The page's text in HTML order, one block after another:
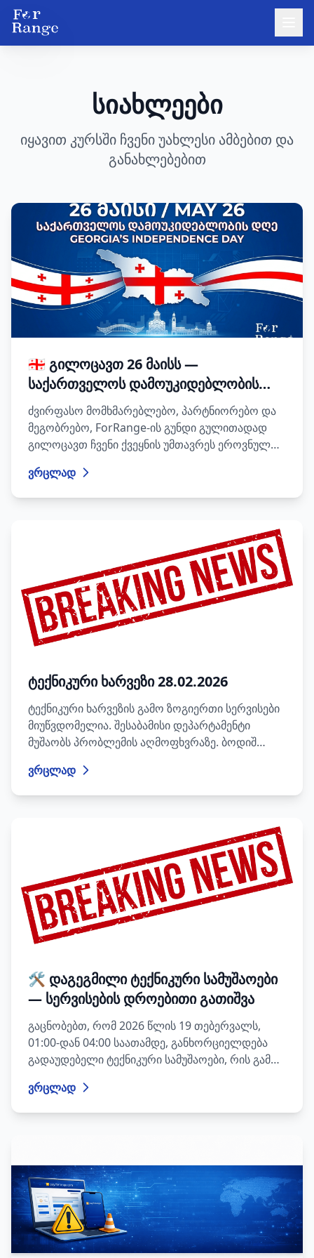
სიახლეები
იყავით კურსში ჩვენი უახლესი ამბებით და
განახლებებით
🇬🇪 გილოცავთ 26 მაისს —
საქართველოს დამოუკიდებლობის
დღეს!
ძვირფასო მომხმარებლებო, პარტნიორებო და
მეგობრებო, ForRange-ის გუნდი გულითადად
გილოცავთ ჩვენი ქვეყნის უმთავრეს ეროვნულ
დამოუკიდებლობის დღეს!
ვრცლად
ტექნიკური ხარვეზი 28.02.2026
ტექნიკური ხარვეზის გამო ზოგიერთი სერვისები
მიუწვდომელია. შესაბამისი დეპარტამენტი
მუშაობს პრობლემის აღმოფხვრაზე. ბოდიშ
ვრცლად
🛠️ დაგეგმილი ტექნიკური სამუშაოები
— სერვისების დროებითი გათიშვა
გაცნობებთ, რომ 2026 წლის 19 თებერვალს,
01:00-დან 04:00 საათამდე, განხორციელდება
გადაუდებელი ტექნიკური სამუშაოები, რის გამოც
ვრცლად